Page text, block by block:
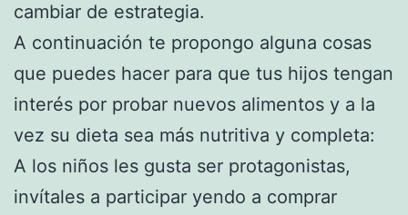
cambiar de estrategia.
A continuación te propongo alguna cosas
que puedes hacer para que tus hijos tengan
interés por probar nuevos alimentos y a la
vez su dieta sea más nutritiva y completa:
A los niños les gusta ser protagonistas,
invítales a participar yendo a comprar